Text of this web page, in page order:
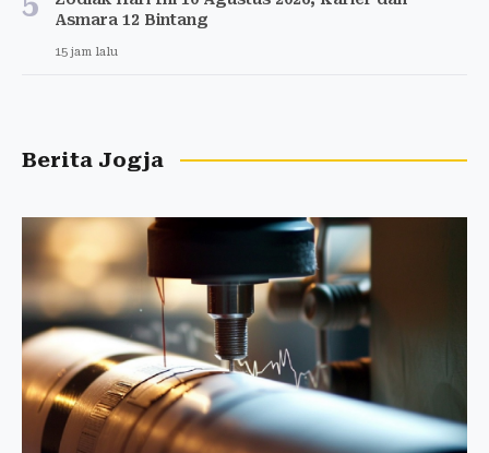
Asmara 12 Bintang
15 jam lalu
Berita Jogja